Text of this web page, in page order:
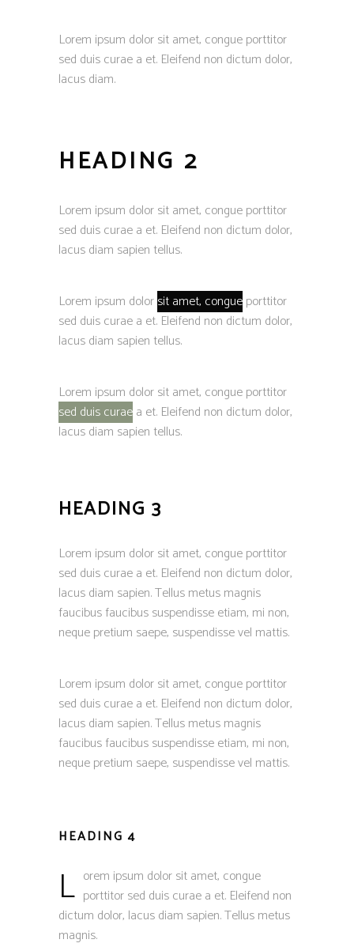
Lorem ipsum dolor sit amet, congue porttitor
sed duis curae a et. Eleifend non dictum dolor,
lacus diam.
HEADING 2
Lorem ipsum dolor sit amet, congue porttitor
sed duis curae a et. Eleifend non dictum dolor,
lacus diam sapien tellus.
Lorem ipsum dolorsit amet, congueporttitor
sed duis curae a et. Eleifend non dictum dolor,
lacus diam sapien tellus.
Lorem ipsum dolor sit amet, congue porttitor
sed duis curaea et. Eleifend non dictum dolor,
lacus diam sapien tellus.
HEADING 3
Lorem ipsum dolor sit amet, congue porttitor
sed duis curae a et. Eleifend non dictum dolor,
lacus diam sapien. Tellus metus magnis
faucibus faucibus suspendisse etiam, mi non,
neque pretium saepe, suspendisse vel mattis.
Lorem ipsum dolor sit amet, congue porttitor
sed duis curae a et. Eleifend non dictum dolor,
lacus diam sapien. Tellus metus magnis
faucibus faucibus suspendisse etiam, mi non,
neque pretium saepe, suspendisse vel mattis.
HEADING 4
L orem ipsum dolor sit amet, congue
porttitor sed duis curae a et. Eleifend non
dictum dolor, lacus diam sapien. Tellus metus
magnis.